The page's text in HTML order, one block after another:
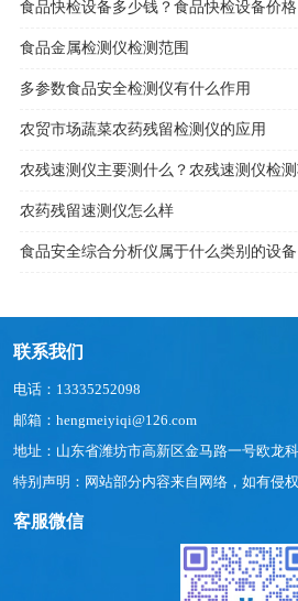
食品快检设备多少钱？食品快检设备价格
食品金属检测仪检测范围
多参数食品安全检测仪有什么作用
农贸市场蔬菜农药残留检测仪的应用
农残速测仪主要测什么？农残速测仪检测
农药残留速测仪怎么样
食品安全综合分析仪属于什么类别的设备
联系我们
电话：13335252098
邮箱：hengmeiyiqi@126.com
地址：山东省潍坊市高新区金马路一号欧龙
特别声明：网站部分内容来自网络，如有侵
客服微信